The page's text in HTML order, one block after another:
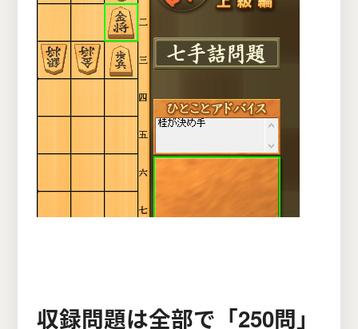
収録問題は全部で「250問」